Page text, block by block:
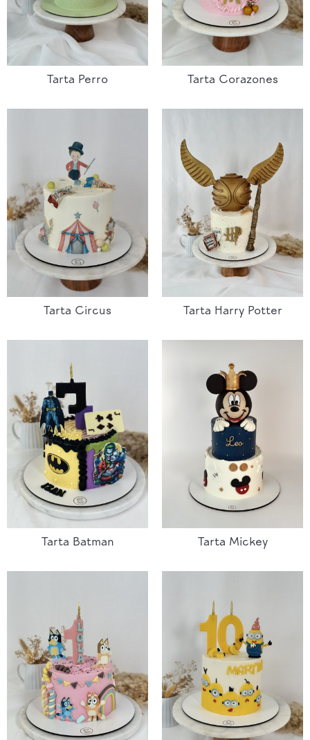
Tarta Perro Tarta Corazones
Tarta Circus Tarta Harry Potter
Tarta Batman Tarta Mickey